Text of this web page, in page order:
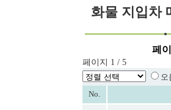
화물 지입차
페이지 1 / 5
오
No.